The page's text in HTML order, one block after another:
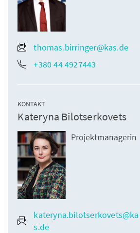
thomas.birringer@kas.de
+380 44 4927443
KONTAKT
Kateryna Bilotserkovets
Projektmanagerin
kateryna.bilotserkovets@ka
s.de